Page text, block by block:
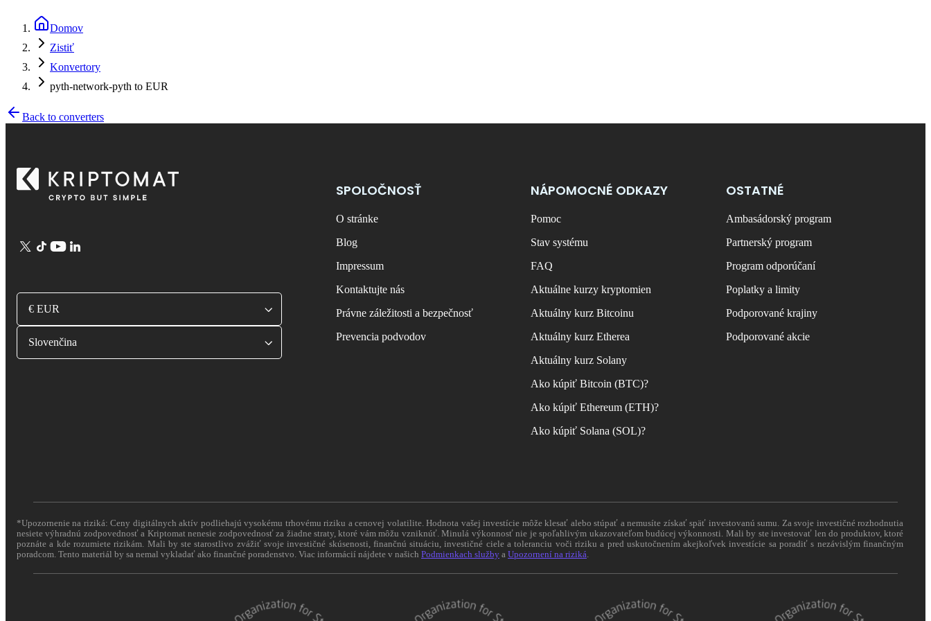
Domov
Zistiť
Konvertory
pyth-network-pyth to EUR
Back to converters
€ EUR
Slovenčina
SPOLOČNOSŤ
O stránke
Blog
Impressum
Kontaktujte nás
Právne záležitosti a bezpečnosť
Prevencia podvodov
NÁPOMOCNÉ ODKAZY
Pomoc
Stav systému
FAQ
Aktuálne kurzy kryptomien
Aktuálny kurz Bitcoinu
Aktuálny kurz Etherea
Aktuálny kurz Solany
Ako kúpiť Bitcoin (BTC)?
Ako kúpiť Ethereum (ETH)?
Ako kúpiť Solana (SOL)?
OSTATNÉ
Ambasádorský program
Partnerský program
Program odporúčaní
Poplatky a limity
Podporované krajiny
Podporované akcie
*Upozornenie na riziká: Ceny digitálnych aktív podliehajú vysokému trhovému riziku a cenovej volatilite. Hodnota vašej investície môže klesať alebo stúpať a nemusíte získať späť investovanú sumu. Za svoje investičné rozhodnutia
nesiete výhradnú zodpovednosť a Kriptomat nenesie zodpovednosť za žiadne straty, ktoré vám môžu vzniknúť. Minulá výkonnosť nie je spoľahlivým ukazovateľom budúcej výkonnosti. Mali by ste investovať len do produktov, ktoré
poznáte a kde rozumiete rizikám. Mali by ste starostlivo zvážiť svoje investičné skúsenosti, finančnú situáciu, investičné ciele a toleranciu voči riziku a pred uskutočnením akejkoľvek investície sa poradiť s nezávislým finančným
poradcom. Tento materiál by sa nemal vykladať ako finančné poradenstvo. Viac informácií nájdete v našich Podmienkach služby a Upozornení na riziká